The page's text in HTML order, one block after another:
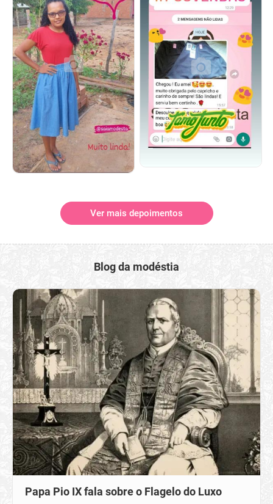
Ver mais depoimentos
Blog da modéstia
Papa Pio IX fala sobre o Flagelo do Luxo